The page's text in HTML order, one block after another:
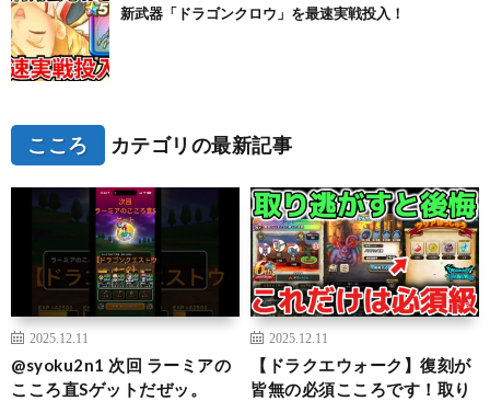
新武器「ドラゴンクロウ」を最速実戦投入！
こころ カテゴリの最新記事
2025.12.11
@syoku2n1 次回 ラーミアの
こころ直Sゲットだぜッ。
2025.12.11
【ドラクエウォーク】復刻が
皆無の必須こころです！取り